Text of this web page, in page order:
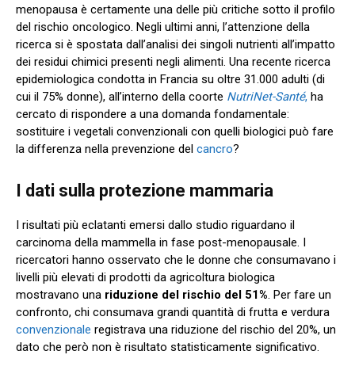
menopausa è certamente una delle più critiche sotto il profilo
del rischio oncologico. Negli ultimi anni, l’attenzione della
ricerca si è spostata dall’analisi dei singoli nutrienti all’impatto
dei residui chimici presenti negli alimenti. Una recente ricerca
epidemiologica condotta in Francia su oltre 31.000 adulti (di
cui il 75% donne), all’interno della coorte NutriNet-Santé, ha
cercato di rispondere a una domanda fondamentale:
sostituire i vegetali convenzionali con quelli biologici può fare
la differenza nella prevenzione del cancro?
I dati sulla protezione mammaria
I risultati più eclatanti emersi dallo studio riguardano il
carcinoma della mammella in fase post-menopausale. I
ricercatori hanno osservato che le donne che consumavano i
livelli più elevati di prodotti da agricoltura biologica
mostravano una riduzione del rischio del 51% . Per fare un
confronto, chi consumava grandi quantità di frutta e verdura
convenzionale registrava una riduzione del rischio del 20%, un
dato che però non è risultato statisticamente significativo.